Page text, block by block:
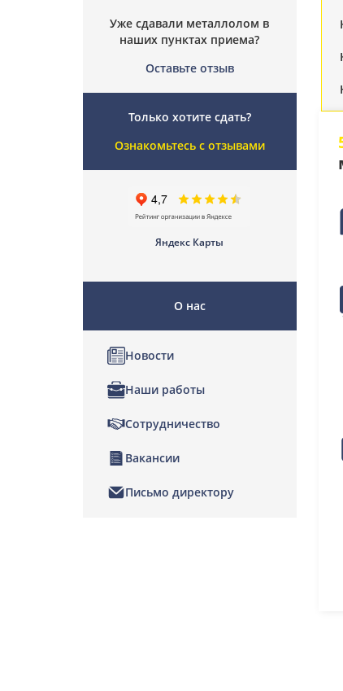
Уже сдавали металлолом в
наших пунктах приема?
Оставьте отзыв
Только хотите сдать?
Ознакомьтесь с отзывами
Яндекс Карты
О нас
Новости
Наши работы
Сотрудничество
Вакансии
Письмо директору